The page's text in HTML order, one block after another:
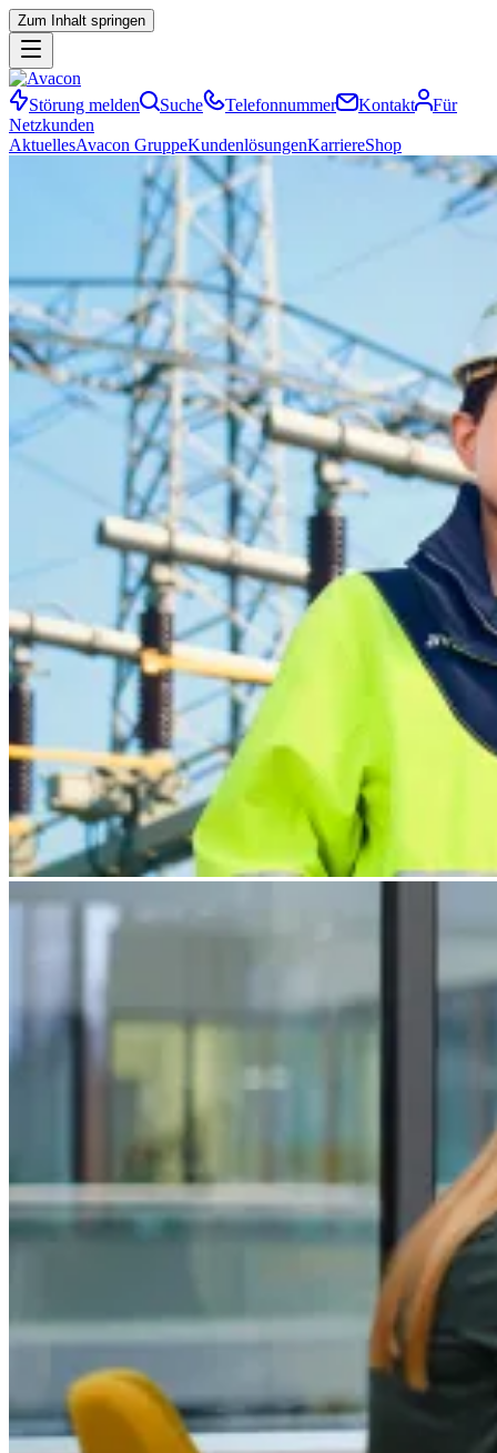
Zum Inhalt springen
Störung melden Suche Telefonnummer Kontakt
Für
Netzkunden
AktuellesAvacon GruppeKundenlösungenKarriereShop